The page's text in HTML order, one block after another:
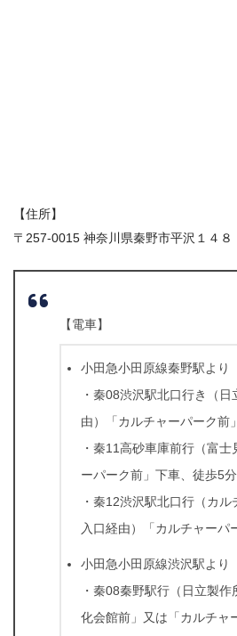
【住所】
〒257-0015 神奈川県秦野市平沢１４８
【電車】
小田急小田原線秦野駅より
・秦08渋沢駅北口行き（
由）「カルチャーパーク前
・秦11高砂車庫前行（富
ーパーク前」下車、徒歩5分
・秦12渋沢駅北口行（カ
入口経由）「カルチャーパ
小田急小田原線渋沢駅より
・秦08秦野駅行（日立製
化会館前」又は「カルチ